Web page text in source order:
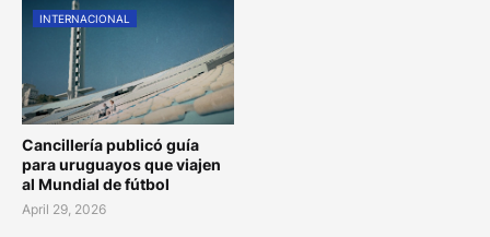
INTERNACIONAL
Cancillería publicó guía
para uruguayos que viajen
al Mundial de fútbol
April 29, 2026